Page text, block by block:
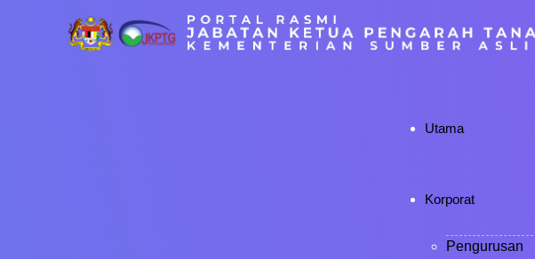
Utama
Korporat
Pengurusan